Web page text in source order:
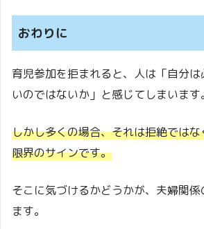
おわりに
育児参加を拒まれると、人は「自分
いのではないか」と感じてしまいます。
しかし多くの場合、それは拒絶では
限界のサインです。
そこに気づけるかどうかが、夫婦関
ます。